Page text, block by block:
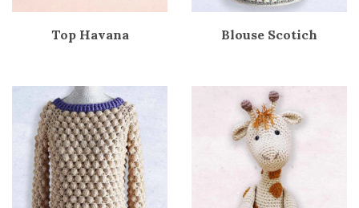
Top Havana Blouse Scotich